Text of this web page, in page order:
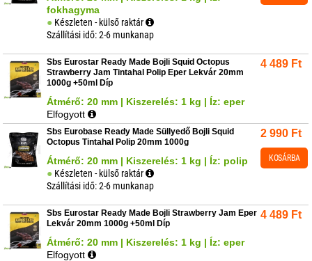
fokhagyma
Készleten - külső raktár
Szállítási idő: 2-6 munkanap
Sbs Eurostar Ready Made Bojli Squid Octopus
Strawberry Jam Tintahal Polip Eper Lekvár 20mm
1000g +50ml Díp
Átmérő: 20 mm | Kiszerelés: 1 kg | Íz: eper
Elfogyott
4 489 Ft
Sbs Eurobase Ready Made Süllyedő Bojli Squid
Octopus Tintahal Polip 20mm 1000g
Átmérő: 20 mm | Kiszerelés: 1 kg | Íz: polip
Készleten - külső raktár
Szállítási idő: 2-6 munkanap
2 990 Ft
KOSÁRBA
Sbs Eurostar Ready Made Bojli Strawberry Jam Eper
Lekvár 20mm 1000g +50ml Díp
Átmérő: 20 mm | Kiszerelés: 1 kg | Íz: eper
Elfogyott
4 489 Ft